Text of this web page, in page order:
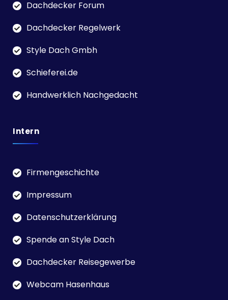
Dachdecker Forum
Dachdecker Regelwerk
Style Dach Gmbh
Schieferei.de
Handwerklich Nachgedacht
Intern
Firmengeschichte
Impressum
Datenschutzerklärung
Spende an Style Dach
Dachdecker Reisegewerbe
Webcam Hasenhaus